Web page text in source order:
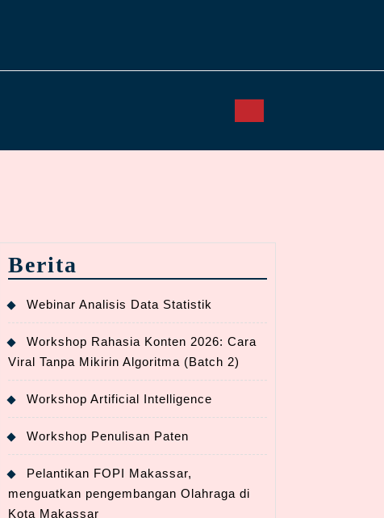
Berita
Webinar Analisis Data Statistik
Workshop Rahasia Konten 2026: Cara
Viral Tanpa Mikirin Algoritma (Batch 2)
Workshop Artificial Intelligence
Workshop Penulisan Paten
Pelantikan FOPI Makassar,
menguatkan pengembangan Olahraga di
Kota Makassar